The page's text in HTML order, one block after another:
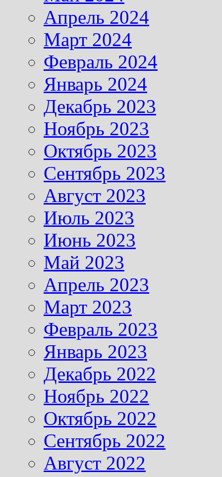
Апрель 2024
Март 2024
Февраль 2024
Январь 2024
Декабрь 2023
Ноябрь 2023
Октябрь 2023
Сентябрь 2023
Август 2023
Июль 2023
Июнь 2023
Май 2023
Апрель 2023
Март 2023
Февраль 2023
Январь 2023
Декабрь 2022
Ноябрь 2022
Октябрь 2022
Сентябрь 2022
Август 2022